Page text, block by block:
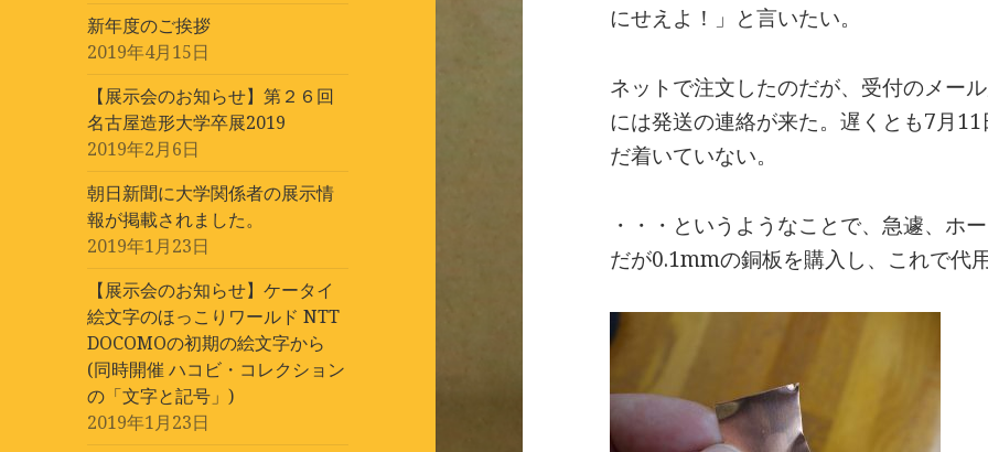
新年度のご挨拶
2019年4月15日
【展示会のお知らせ】第２６回
名古屋造形大学卒展2019
2019年2月6日
朝日新聞に大学関係者の展示情
報が掲載されました。
2019年1月23日
【展示会のお知らせ】ケータイ
絵文字のほっこりワールド NTT
DOCOMOの初期の絵文字から
(同時開催 ハコビ・コレクション
の「文字と記号」)
2019年1月23日
にせえよ！」と言いたい。
ネットで注文したのだが、受付のメー
には発送の連絡が来た。遅くとも7月
だ着いていない。
・・・というようなことで、急遽、ホ
だが0.1mmの銅板を購入し、これで代